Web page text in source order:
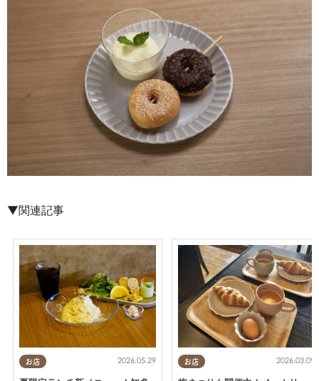
▼関連記事
お店 2026.05.29 お店 2026.03.09